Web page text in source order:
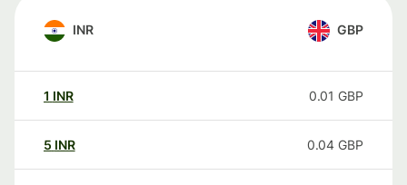
INR GBP
1 INR 0.01 GBP
5 INR 0.04 GBP